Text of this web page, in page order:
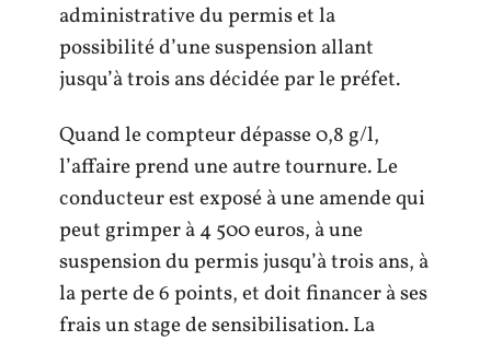
administrative du permis et la
possibilité d’une suspension allant
jusqu’à trois ans décidée par le préfet.
Quand le compteur dépasse 0,8 g/l,
l’affaire prend une autre tournure. Le
conducteur est exposé à une amende qui
peut grimper à 4 500 euros, à une
suspension du permis jusqu’à trois ans, à
la perte de 6 points, et doit financer à ses
frais un stage de sensibilisation. La